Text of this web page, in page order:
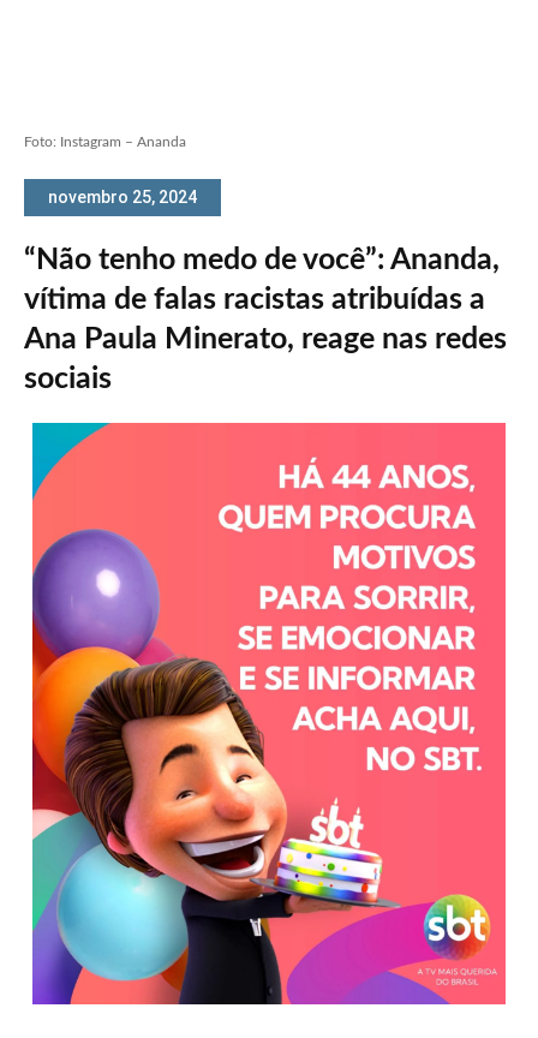
Foto: Instagram – Ananda
novembro 25, 2024
“Não tenho medo de você”: Ananda,
vítima de falas racistas atribuídas a
Ana Paula Minerato, reage nas redes
sociais